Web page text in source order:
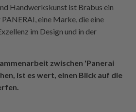
Handwerkskunst ist Brabus ein
eine Marke, die eine
im Design und in der
zwischen 'Panerai
ist es wert, einen Blick auf die